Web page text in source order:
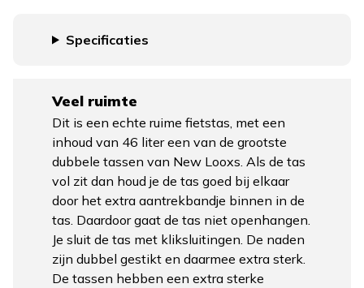
Specificaties
Veel ruimte
Dit is een echte ruime fietstas, met een
inhoud van 46 liter een van de grootste
dubbele tassen van New Looxs. Als de tas
vol zit dan houd je de tas goed bij elkaar
door het extra aantrekbandje binnen in de
tas. Daardoor gaat de tas niet openhangen.
Je sluit de tas met kliksluitingen. De naden
zijn dubbel gestikt en daarmee extra sterk.
De tassen hebben een extra sterke